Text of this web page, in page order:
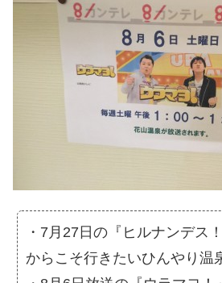
・7月27日の『ヒルナンデス
からこそ行きたいひんやり温